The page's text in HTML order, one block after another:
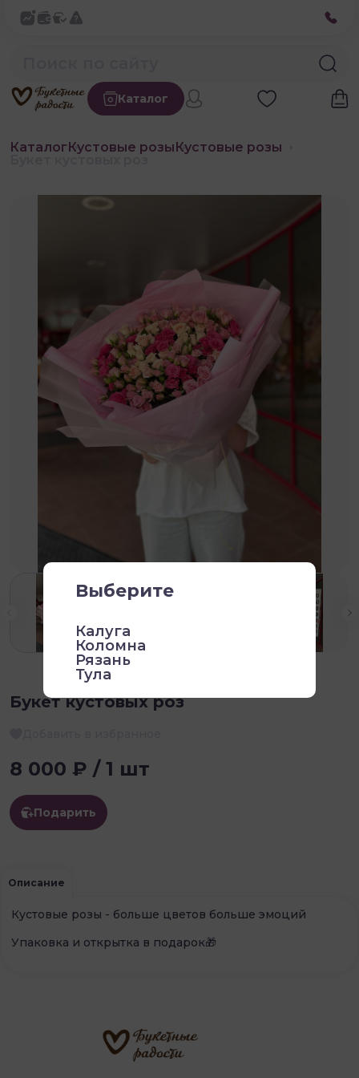
Каталог
КаталогКустовые розыКустовые розы
Букет кустовых роз
8 000 ₽ / 1 шт
Подарить
Описание
Кустовые розы - больше цветов больше эмоций
Упаковка и открытка в подарок🎁
Выберите
Калуга
Коломна
Рязань
Тула